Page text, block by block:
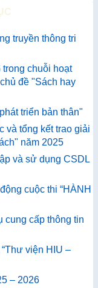
truyền thông tri
chuỗi hoạt
đề "Sách hay
triển bản thân"
và tổng kết trao giải
năm 2025
và sử dụng CSDL
cuộc thi “HÀNH
cung cấp thông tin
viện HIU –
– 2026